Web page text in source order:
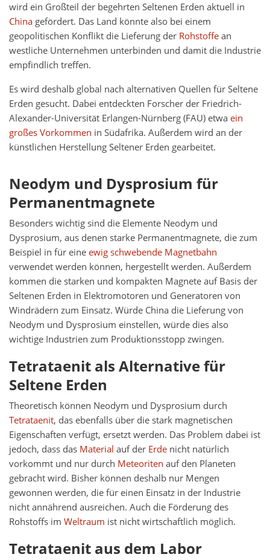
wird ein Großteil der begehrten Seltenen Erden aktuell in
Chinagefördert. Das Land könnte also bei einem
geopolitischen Konflikt die Lieferung der Rohstoffean
westliche Unternehmen unterbinden und damit die Industrie
empfindlich treffen.
Es wird deshalb global nach alternativen Quellen für Seltene
Erden gesucht. Dabei entdeckten Forscher der Friedrich-
Alexander-Universität Erlangen-Nürnberg (FAU) etwaein
großes Vorkommen in Südafrika. Außerdem wird an der
künstlichen Herstellung Seltener Erden gearbeitet.
Neodym und Dysprosium für
Permanentmagnete
Besonders wichtig sind die Elemente Neodym und
Dysprosium, aus denen starke Permanentmagnete, die zum
Beispiel in für eineewig schwebende Magnetbahn
verwendet werden können, hergestellt werden. Außerdem
kommen die starken und kompakten Magnete auf Basis der
Seltenen Erden in Elektromotoren und Generatoren von
Windrädern zum Einsatz. Würde China die Lieferung von
Neodym und Dysprosium einstellen, würde dies also
wichtige Industrien zum Produktionsstopp zwingen.
Tetrataenit als Alternative für
Seltene Erden
Theoretisch können Neodym und Dysprosium durch
Tetrataenit, das ebenfalls über die stark magnetischen
Eigenschaften verfügt, ersetzt werden. Das Problem dabei ist
jedoch, dass das Material auf der Erde nicht natürlich
vorkommt und nur durch Meteoriten auf den Planeten
gebracht wird. Bisher können deshalb nur Mengen
gewonnen werden, die für einen Einsatz in der Industrie
nicht annährend ausreichen. Auch die Förderung des
Rohstoffs im Weltraum ist nicht wirtschaftlich möglich.
Tetrataenit aus dem Labor